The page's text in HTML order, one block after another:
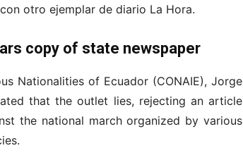
otro ejemplar de diario La Hora.
copy of state newspaper
Nationalities of Ecuador (CONAIE), Jorge
that the outlet lies, rejecting an article
the national march organized by various